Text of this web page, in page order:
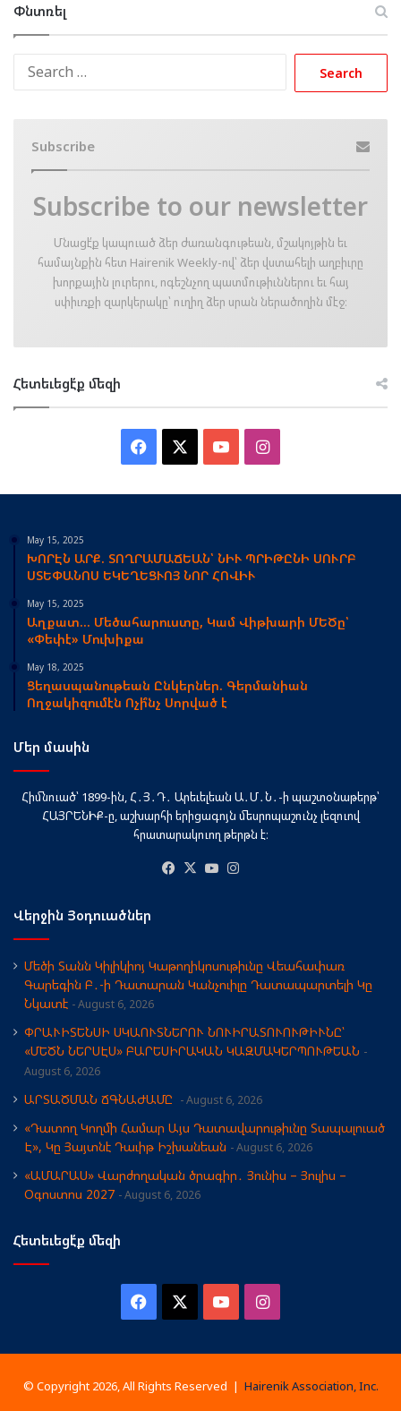
Փնտռել
Subscribe
Subscribe to our newsletter
Մնացէ՛ք կապուած ձեր ժառանգութեան, մշակոյթին եւ
համայնքին հետ Hairenik Weekly-ով՝ ձեր վստահելի աղբիւրը
խորքային լուրերու, ոգեշնչող պատմութիւններու եւ հայ
սփիւռքի զարկերակը՝ ուղիղ ձեր սրան ներածողին մէջ։
Հետեւեցէ՛ք մեզի
Facebook YouTubeInstagram
May 15, 2025
ԽՈՐԷՆ ԱՐՔ. ՏՈՂՐԱՄԱՃԵԱՆ՝ ՆԻՒ ՊՐԻԹԸՆԻ ՍՈՒՐԲ
ՍՏԵՓԱՆՈՍ ԵԿԵՂԵՑՒՈՅ ՆՈՐ ՀՈՎԻՒ
May 15, 2025
Աղքատ… Մեծահարուստը, Կամ Վիթխարի ՄԵԾը՝
«Փեփէ» Մուխիքա
May 18, 2025
Ցեղասպանութեան Ընկերներ. Գերմանիան
Ողջակիզումէն Ոչի՞նչ Սորված է
Մեր մասին
Հիմնուած՝ 1899-ին, Հ․Յ․Դ․ Արեւելեան Ա․Մ․Ն․-ի պաշտօնաթերթ՝
ՀԱՅՐԵՆԻՔ-ը, աշխարհի երիցագոյն մեսրոպաշունչ լեզուով
հրատարակուող թերթն է։
Facebook
X YouTube
Վերջին Յօդուածներ
Մեծի Տանն Կիլիկիոյ Կաթողիկոսութիւնը Վեահափառ
Գարեգին Բ․-ի Դատարան Կանչուիլը Դատապարտելի Կը
Նկատէ
August 6, 2026
ՓՐԱՒԻՏԵՆՍԻ ՍԿԱՈՒՏՆԵՐՈՒ ՆՈՒԻՐԱՏՈՒՈՒԹԻՒՆԸ՝
«ՄԵԾՆ ՆԵՐՍԷՍ» ԲԱՐԵՍԻՐԱԿԱՆ ԿԱԶՄԱԿԵՐՊՈՒԹԵԱՆ
August 6, 2026
ԱՐՏԱԾՄԱՆ ՃԳՆԱԺԱՄԸ August 6, 2026
«Դատող Կողմի Համար Այս Դատավարութիւնը Տապալուած
Է», Կը Յայտնէ Դաւիթ Իշխանեան
August 6, 2026
«ԱՄԱՐԱՍ» Վարժողական ծրագիր․ Յունիս – Յուլիս –
Օգոստոս 2027
August 6, 2026
Հետեւեցէ՛ք մեզի
Facebook YouTubeInstagram
© Copyright 2026, All Rights Reserved | Hairenik Association, Inc.